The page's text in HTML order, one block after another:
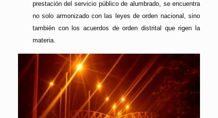
prestación del servicio público de alumbrado, se encuentra
no solo armonizado con las leyes de orden nacional, sino
también con los acuerdos de orden distrital que rigen la
materia.